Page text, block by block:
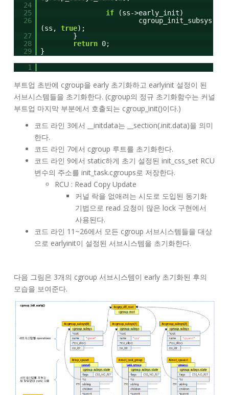
24
25
if
(ss->early_init)
26
cgroup_init_subsys
(ss, true);
27
}
28
return 0;
29
}
1
부트업 초반에 cgroup을 early 초기화하고 earlyinit 설정이 된
서브시스템들을 초기화한다. (cgroup의 정규 초기화함수는 커널
부트업 마지막 부분에서 호출되는 cgroup_init()이다.)
코드 라인 3에서 __initdata는 __section(.init.data)을 의미
한다.
코드 라인 7에서 cgroup 루트를 초기화한다.
코드 라인 9에서 static하게 초기 설정된 init_css_set RCU
변수의 주소를 init_task.cgroups로 저장한다.
RCU : Read Copy Update
커널 락을 없애려는 시도로 도입된 동기화
기법으로 read 요청이 많은 lock 구현에서
사용된다.
코드 라인 11~26에서 모든 cgroup 서브시스템들을 대상
으로 earlyinit이 설정된 서브시스템을 초기화한다.
다음 그림은 3개의 cgroup 서브시스템이 early 초기화된 후의
모습을 보여준다.